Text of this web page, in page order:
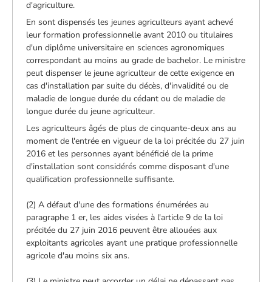
d'agriculture.
En sont dispensés les jeunes agriculteurs ayant achevé
leur formation professionnelle avant 2010 ou titulaires
d'un diplôme universitaire en sciences agronomiques
correspondant au moins au grade de bachelor. Le ministre
peut dispenser le jeune agriculteur de cette exigence en
cas d'installation par suite du décès, d'invalidité ou de
maladie de longue durée du cédant ou de maladie de
longue durée du jeune agriculteur.
Les agriculteurs âgés de plus de cinquante-deux ans au
moment de l'entrée en vigueur de la loi précitée du 27 juin
2016 et les personnes ayant bénéficié de la prime
d'installation sont considérés comme disposant d'une
qualification professionnelle suffisante.
(2) A défaut d'une des formations énumérées au
paragraphe 1 er, les aides visées à l'article 9 de la loi
précitée du 27 juin 2016 peuvent être allouées aux
exploitants agricoles ayant une pratique professionnelle
agricole d'au moins six ans.